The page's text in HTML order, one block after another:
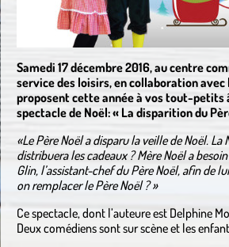
Samedi 17 décembre 2016, au centre
service des loisirs, en collaboration
proposent cette année à vos tout-petits
spectacle de Noël: « La disparition du
«Le Père Noël a disparu la veille de Noël. La
distribuera les cadeaux ? Mère Noël a
Glin, l’assistant-chef du Père Noël, afin de
on remplacer le Père Noël ? »
Ce spectacle, dont l’auteure est Delphine
Deux comédiens sont sur scène et les